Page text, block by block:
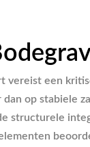
een
op stabiele
structurele